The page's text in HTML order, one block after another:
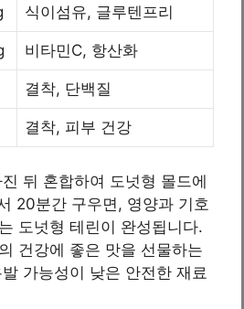
식이섬유, 글루텐프리
비타민C, 항산화
결착, 단백질
결착, 피부 건강
뒤 혼합하여 도넛형 몰드에
20분간 구우면, 영양과 기호
도넛형 테린이 완성됩니다.
건강에 좋은 맛을 선물하는
가능성이 낮은 안전한 재료